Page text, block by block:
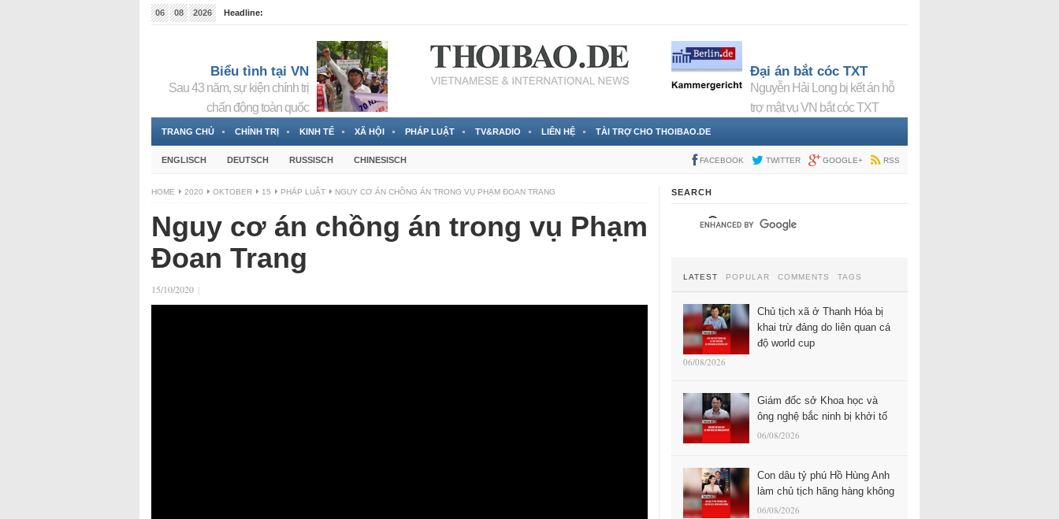
06 08 2026
Headline:
Biểu tình tại VN
Sau 43 năm, sự kiện chính trị
chấn động toàn quốc
Đại án bắt cóc TXT
Nguyễn Hải Long bị kết án hỗ
trợ mật vụ VN bắt cóc TXT
TRANG CHỦ CHÍNH TRỊ KINH TẾ XÃ HỘI PHÁP LUẬT TV&RADIO LIÊN HỆ TÀI TRỢ CHO THOIBAO.DE
ENGLISCH DEUTSCH RUSSISCH CHINESISCH FACEBOOK TWITTER GOOGLE+ RSS
HOME 2020 OKTOBER 15 PHÁP LUẬT NGUY CƠ ÁN CHỒNG ÁN TRONG VỤ PHẠM ĐOAN TRANG
Nguy cơ án chồng án trong vụ Phạm
Đoan Trang
15/10/2020 |
SEARCH
LATEST POPULAR COMMENTS TAGS
Chủ tịch xã ở Thanh Hóa bị
khai trừ đảng do liên quan cá
độ world cup
06/08/2026
Giám đốc sở Khoa học và
ông nghệ bắc ninh bị khởi tố
06/08/2026
Con dâu tỷ phú Hồ Hùng Anh
làm chủ tịch hãng hàng không
06/08/2026